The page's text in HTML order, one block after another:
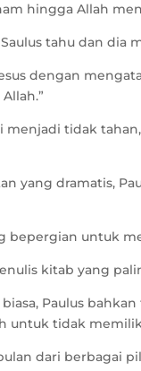
hingga Allah
tahu dan dia
dengan
menjadi tidak
yang dramatis,
bepergian untuk
kitab yang
Paulus
untuk tidak
dari berbagai